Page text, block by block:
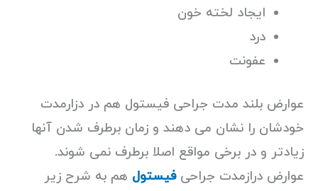
ایجاد لخته خون
درد
عفونت
عوارض بلند مدت جراحی فیستول هم در دزارمدت
خودشان را نشان می دهند و زمان برطرف شدن آنها
زیادتر و در برخی مواقع اصلا برطرف نمی شوند.
عوارض درازمدت جراحیفیستول هم به شرح زیر